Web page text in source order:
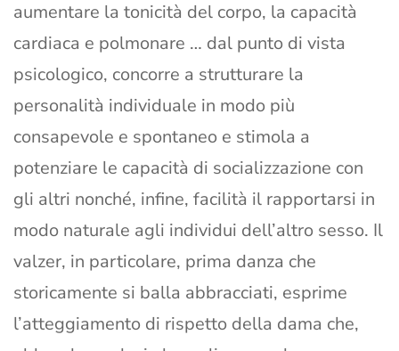
aumentare la tonicità del corpo, la capacità
cardiaca e polmonare … dal punto di vista
psicologico, concorre a strutturare la
personalità individuale in modo più
consapevole e spontaneo e stimola a
potenziare le capacità di socializzazione con
gli altri nonché, infine, facilità il rapportarsi in
modo naturale agli individui dell’altro sesso. Il
valzer, in particolare, prima danza che
storicamente si balla abbracciati, esprime
l’atteggiamento di rispetto della dama che,